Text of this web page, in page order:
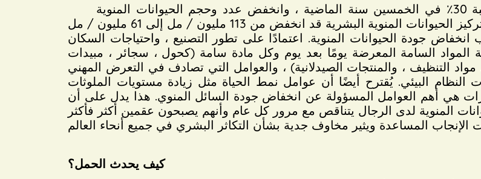
اليوم ، من المعروف أن حالات العقم قد زادت بنسبة 30٪ في الخمسين سنة الماضية ، وانخفض عدد وحجم الحيوانات المنوية
جودة الحيوانات المنوية. اعتمادًا على تطور التصنيع ، واحتياجات السكان
المواد السامة المعرضة يومًا بعد يوم وكل مادة سامة (كحول ، سجائر ، مبيدات
التنظيف ، والمنتجات الصيدلانية) ، والعوامل التي تصادف في التعرض المهني
النظام البيئي. يُقترح أيضًا أن عوامل نمط الحياة مثل زيادة مستويات الملوثات
هي أهم العوامل المسؤولة عن انخفاض جودة السائل المنوي. هذا يدل على أن
كيف يحدث الحمل؟